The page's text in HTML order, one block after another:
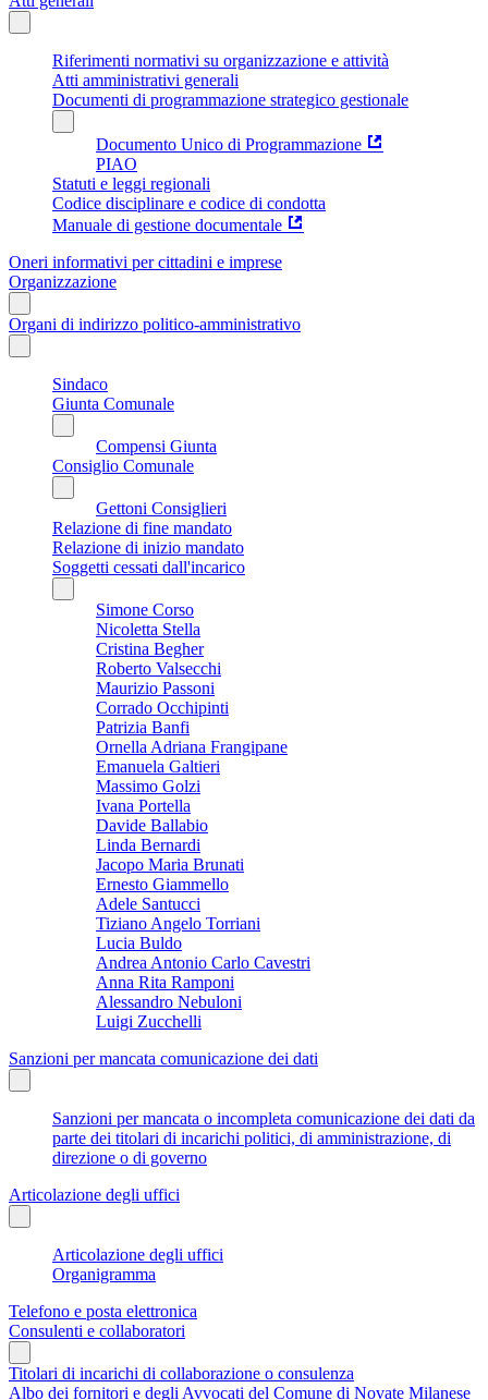
Riferimenti normativi su organizzazione e attività
Atti amministrativi generali
Documenti di programmazione strategico gestionale
Documento Unico di Programmazione
PIAO
Statuti e leggi regionali
Codice disciplinare e codice di condotta
Manuale di gestione documentale
Oneri informativi per cittadini e imprese
Organizzazione
Organi di indirizzo politico-amministrativo
Sindaco
Giunta Comunale
Compensi Giunta
Consiglio Comunale
Gettoni Consiglieri
Relazione di fine mandato
Relazione di inizio mandato
Soggetti cessati dall'incarico
Simone Corso
Nicoletta Stella
Cristina Begher
Roberto Valsecchi
Maurizio Passoni
Corrado Occhipinti
Patrizia Banfi
Ornella Adriana Frangipane
Emanuela Galtieri
Massimo Golzi
Ivana Portella
Davide Ballabio
Linda Bernardi
Jacopo Maria Brunati
Ernesto Giammello
Adele Santucci
Tiziano Angelo Torriani
Lucia Buldo
Andrea Antonio Carlo Cavestri
Anna Rita Ramponi
Alessandro Nebuloni
Luigi Zucchelli
Sanzioni per mancata comunicazione dei dati
Sanzioni per mancata o incompleta comunicazione dei dati da
parte dei titolari di incarichi politici, di amministrazione, di
direzione o di governo
Articolazione degli uffici
Articolazione degli uffici
Organigramma
Telefono e posta elettronica
Consulenti e collaboratori
Titolari di incarichi di collaborazione o consulenza
Albo dei fornitori e degli Avvocati del Comune di Novate Milanese